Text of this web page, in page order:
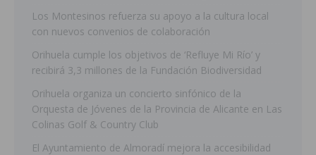
Los Montesinos refuerza su apoyo a la cultura local
con nuevos convenios de colaboración
Orihuela cumple los objetivos de ‘Refluye Mi Río’ y
recibirá 3,3 millones de la Fundación Biodiversidad
Orihuela organiza un concierto sinfónico de la
Orquesta de Jóvenes de la Provincia de Alicante en Las
Colinas Golf & Country Club
El Ayuntamiento de Almoradí mejora la accesibilidad